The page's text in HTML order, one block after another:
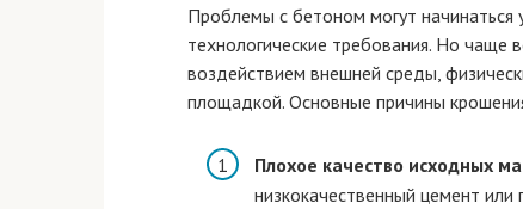
Проблемы с бетоном могут начинаться
технологические требования. Но чаще
воздействием внешней среды,
площадкой. Основные причины
Плохое качество исходных
низкокачественный цемент